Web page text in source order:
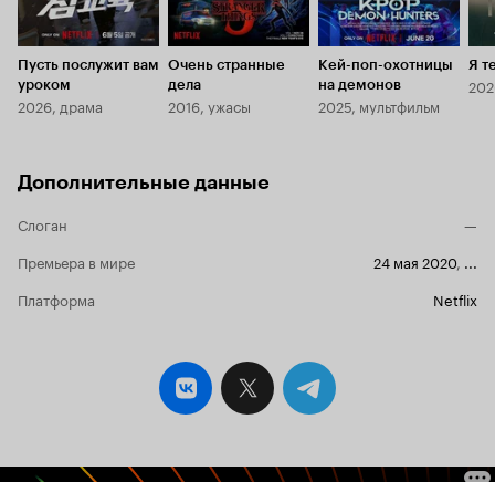
Пусть послужит вам
уроком
2026, драма
Очень странные
дела
2016, ужасы
Кей-поп-охотницы
на демонов
2025, мультфильм
Я
Дополнительные данные
Слоган
—
Премьера в мире
24 мая 2020,
Платформа
Netflix